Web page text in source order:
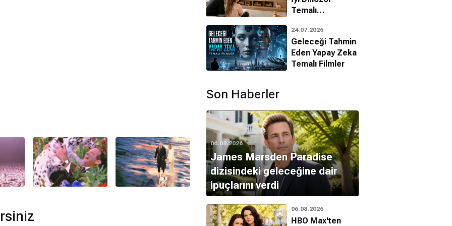
(1999)
En İyi Sanat Yönetimi, En İyi Görsel Efektler
Bunlar: En İyi Görsel Efektler.
bunlar: 71. Akademi Ödülleri (1999) En İyi Görsel
Temalı
Filmleri
24.07.2026
Geleceği Tahmin
Eden Yapay Zeka
Temalı Filmler
Son Haberler
06.08.2026
James Marsden Paradise
dizisindeki geleceğine dair
ipuçlarını verdi
06.08.2026
HBO Max'ten